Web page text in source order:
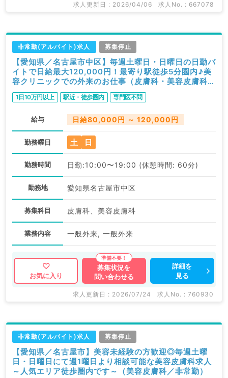
求人更新日 : 2026/04/06 求人No. : 667078
非常勤(アルバイト)求人 募集停止
【愛知県／名古屋市中区】毎週土曜日・日曜日の日勤バ
イトで日給最大120,000円！最寄り駅徒歩5分圏内♪美
容クリニックでの外来のお仕事（皮膚科・美容皮膚科／
非常勤）
1日10万円以上 駅近・徒歩圏内 専門医不問
給与 日給80,000円 ～ 120,000円
勤務曜日 土 日
勤務時間 日勤:10:00〜19:00 (休憩時間: 60分)
勤務地 愛知県名古屋市中区
募集科目 皮膚科、美容皮膚科
業務内容 一般外来, 一般外来
お気に入り
募集状況を
問い合わせる
詳細を
見る
求人更新日 : 2026/07/24 求人No. : 760930
非常勤(アルバイト)求人 募集停止
【愛知県／名古屋市】美容未経験の方歓迎◎毎週土曜
日・日曜日にて週1曜日より相談可能な美容皮膚科求人
～人気エリア徒歩圏内です～（美容皮膚科／非常勤）